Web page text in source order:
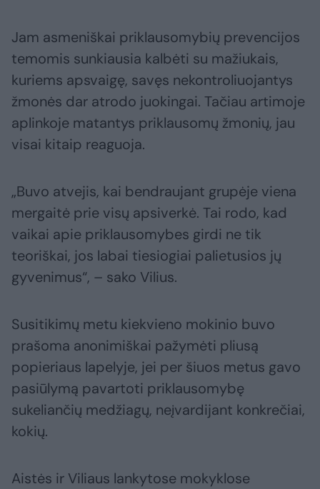
Jam asmeniškai priklausomybių prevencijos
temomis sunkiausia kalbėti su mažiukais,
kuriems apsvaigę, savęs nekontroliuojantys
žmonės dar atrodo juokingai. Tačiau artimoje
aplinkoje matantys priklausomų žmonių, jau
visai kitaip reaguoja.
„Buvo atvejis, kai bendraujant grupėje viena
mergaitė prie visų apsiverkė. Tai rodo, kad
vaikai apie priklausomybes girdi ne tik
teoriškai, jos labai tiesiogiai palietusios jų
gyvenimus“, – sako Vilius.
Susitikimų metu kiekvieno mokinio buvo
prašoma anonimiškai pažymėti pliusą
popieriaus lapelyje, jei per šiuos metus gavo
pasiūlymą pavartoti priklausomybę
sukeliančių medžiagų, neįvardijant konkrečiai,
kokių.
Aistės ir Viliaus lankytose mokyklose